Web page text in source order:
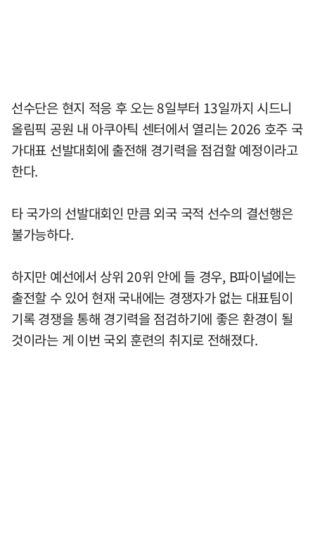
선수단은 현지 적응 후 오는 8일부터 13일까지 시드니
올림픽 공원 내 아쿠아틱 센터에서 열리는 2026 호주 국
가대표 선발대회에 출전해 경기력을 점검할 예정이라고
한다.
타 국가의 선발대회인 만큼 외국 국적 선수의 결선행은
불가능하다.
하지만 예선에서 상위 20위 안에 들 경우, B파이널에는
출전할 수 있어 현재 국내에는 경쟁자가 없는 대표팀이
기록 경쟁을 통해 경기력을 점검하기에 좋은 환경이 될
것이라는 게 이번 국외 훈련의 취지로 전해졌다.